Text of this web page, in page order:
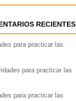
RECIENTES
para practicar las
para practicar las
para practicar las